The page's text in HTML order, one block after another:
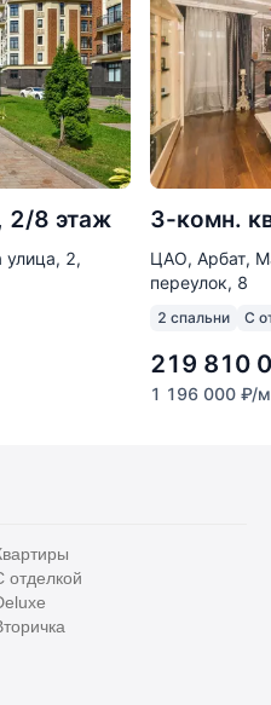
2/8 этаж
улица, 2,
3-комн.
ЦАО, Арбат,
переулок, 8
2 спальни С
219 810
1 196 000 ₽/м
отделкой